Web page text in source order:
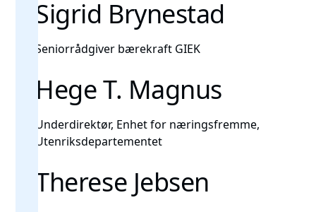
Sigrid Brynestad
Seniorrådgiver bærekraft GIEK
Hege T. Magnus
Underdirektør, Enhet for næringsfremme,
Utenriksdepartementet
Therese Jebsen